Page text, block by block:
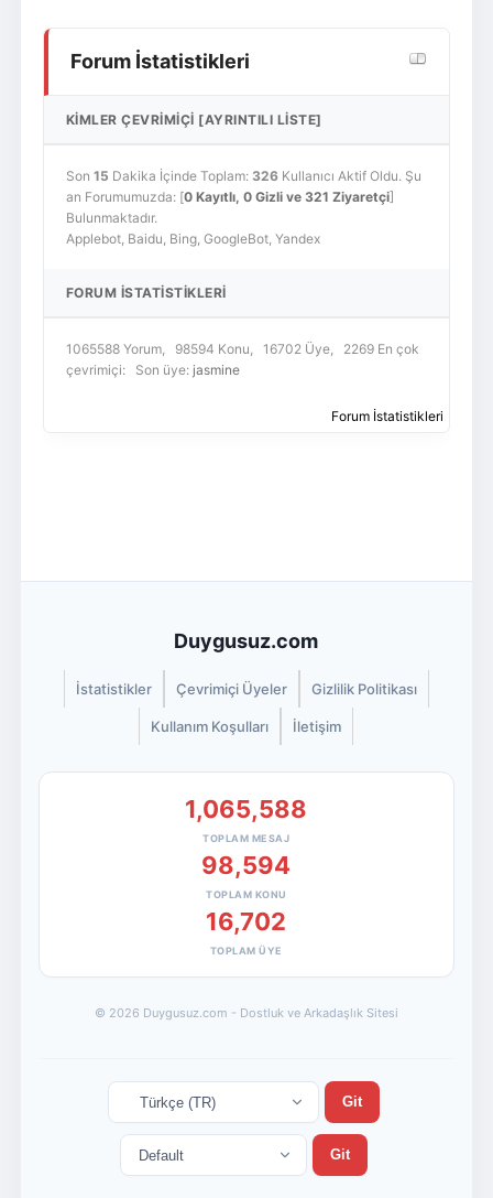
Forum İstatistikleri
KIMLER ÇEVRIMIÇI [AYRINTILI LISTE]
Son 15 Dakika İçinde Toplam: 326Kullanıcı Aktif Oldu. Şu
an Forumumuzda: [0 Kayıtlı, 0 Gizli ve 321 Ziyaretçi]
Bulunmaktadır.
Applebot, Baidu, Bing, GoogleBot, Yandex
FORUM İSTATISTIKLERI
1065588 Yorum, 98594 Konu, 16702 Üye, 2269 En çok
çevrimiçi: Son üye: jasmine
Forum İstatistikleri
Duygusuz.com
İstatistikler Çevrimiçi Üyeler Gizlilik Politikası
Kullanım Koşulları İletişim
1,065,588
TOPLAM MESAJ
98,594
TOPLAM KONU
16,702
TOPLAM ÜYE
© 2026 Duygusuz.com - Dostluk ve Arkadaşlık Sitesi